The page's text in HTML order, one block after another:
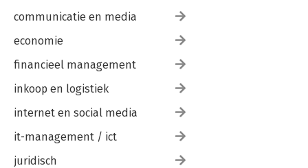
communicatie en media
economie
financieel management
inkoop en logistiek
internet en social media
it-management / ict
juridisch